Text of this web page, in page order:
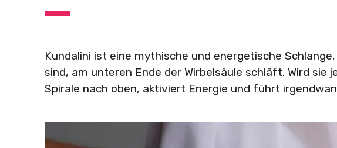
Kundalini ist eine mythische und energetische
sind, am unteren Ende der Wirbelsäule schläft. Wird sie
Spirale nach oben, aktiviert Energie und führt